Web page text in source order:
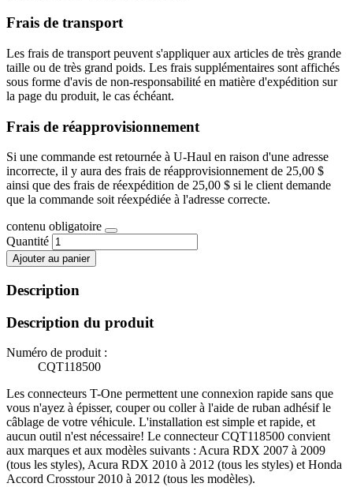
Frais de transport
Les frais de transport peuvent s'appliquer aux articles de très grande
taille ou de très grand poids. Les frais supplémentaires sont affichés
sous forme d'avis de non-responsabilité en matière d'expédition sur
la page du produit, le cas échéant.
Frais de réapprovisionnement
Si une commande est retournée à U-Haul en raison d'une adresse
incorrecte, il y aura des frais de réapprovisionnement de 25,00 $
ainsi que des frais de réexpédition de 25,00 $ si le client demande
que la commande soit réexpédiée à l'adresse correcte.
contenu obligatoire
Quantité
Ajouter au panier
Description
Description du produit
Numéro de produit :
CQT118500
Les connecteurs T-One permettent une connexion rapide sans que
vous n'ayez à épisser, couper ou coller à l'aide de ruban adhésif le
câblage de votre véhicule. L'installation est simple et rapide, et
aucun outil n'est nécessaire! Le connecteur CQT118500 convient
aux marques et aux modèles suivants : Acura RDX 2007 à 2009
(tous les styles), Acura RDX 2010 à 2012 (tous les styles) et Honda
Accord Crosstour 2010 à 2012 (tous les modèles).